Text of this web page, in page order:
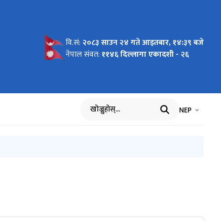
। वि.सं: २०८३ साउन २४ गते आइतबार, १४:३९ बजे
नेपाल संवत: ११४६ दिल्लागा एकादशी - २६
खोज्नुहोस् भाषा चयन
NEP